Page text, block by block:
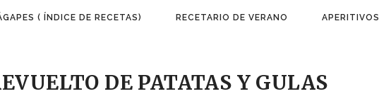
( ÍNDICE DE RECETAS) RECETARIO DE VERANO APERITIVOS
DE PATATAS Y GULAS